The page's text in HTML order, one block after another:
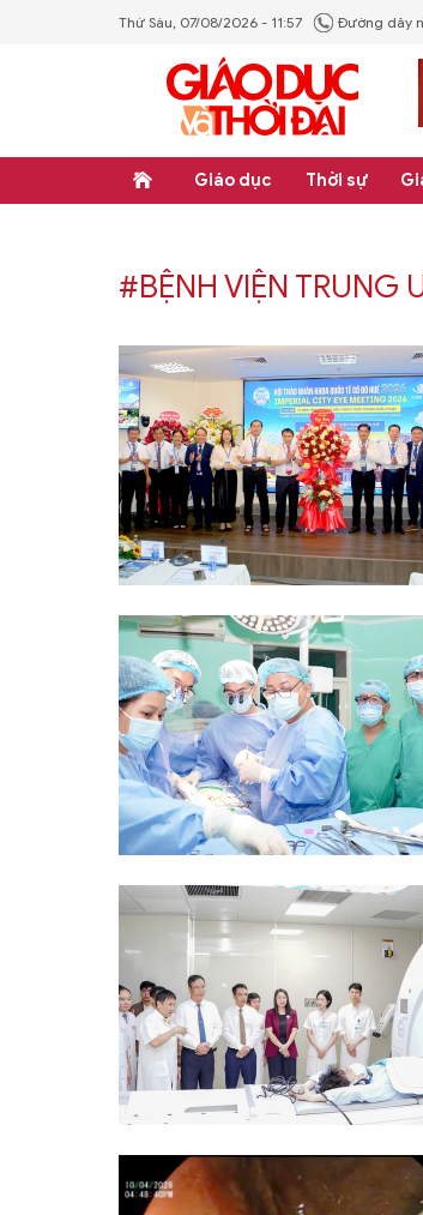
Thứ Sáu, 07/08/2026 - 11:57 Đường dây
Giáo dục Thời sự
#BỆNH VIỆN TRUNG